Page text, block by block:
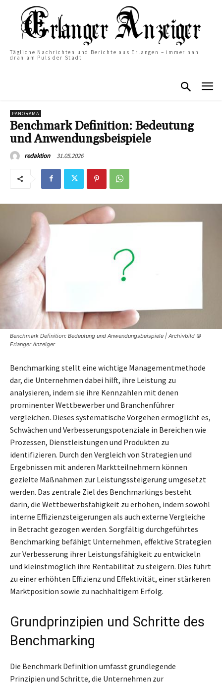
Tägliche Nachrichten und Berichte aus Erlangen – immer nah
dran am Puls der Stadt
PANORAMA
Benchmark Definition: Bedeutung
und Anwendungsbeispiele
redaktion 31.05.2026
Benchmark Definition: Bedeutung und Anwendungsbeispiele | Archivbild ©
Erlanger Anzeiger
Benchmarking stellt eine wichtige Managementmethode
dar, die Unternehmen dabei hilft, ihre Leistung zu
analysieren, indem sie ihre Kennzahlen mit denen
prominenter Wettbewerber und Branchenführer
vergleichen. Dieses systematische Vorgehen ermöglicht es,
Schwächen und Verbesserungspotenziale in Bereichen wie
Prozessen, Dienstleistungen und Produkten zu
identifizieren. Durch den Vergleich von Strategien und
Ergebnissen mit anderen Marktteilnehmern können
gezielte Maßnahmen zur Leistungssteigerung umgesetzt
werden. Das zentrale Ziel des Benchmarkings besteht
darin, die Wettbewerbsfähigkeit zu erhöhen, indem sowohl
interne Effizienzsteigerungen als auch externe Vergleiche
in Betracht gezogen werden. Sorgfältig durchgeführtes
Benchmarking befähigt Unternehmen, effektive Strategien
zur Verbesserung ihrer Leistungsfähigkeit zu entwickeln
und kleinstmöglich ihre Rentabilität zu steigern. Dies führt
zu einer erhöhten Effizienz und Effektivität, einer stärkeren
Marktposition sowie zu nachhaltigem Erfolg.
Grundprinzipien und Schritte des
Benchmarking
Die Benchmark Definition umfasst grundlegende
Prinzipien und Schritte, die Unternehmen zur